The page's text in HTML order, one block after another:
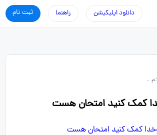
ثبت نام راهنما دانلود اپلیکیشن
.
کمک کنید امتحان هست